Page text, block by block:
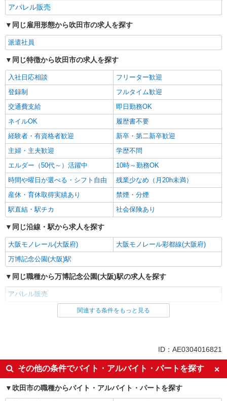
アパレル販売
同じ雇用形態から吹田市の求人を探す
派遣社員
同じ特徴から吹田市の求人を探す
入社日応相談
フリーター歓迎
登録制
フルタイム歓迎
交通費支給
即日勤務OK
ネイルOK
履歴書不要
経験者・有資格者歓迎
新卒・第二新卒歓迎
主婦・主夫歓迎
学歴不問
エルダー（50代～）活躍中
10時～勤務OK
時間や曜日が選べる・シフト自由
残業少なめ（月20h未満）
産休・育休取得実績あり
禁煙・分煙
駅直結・駅チカ
社会保険あり
同じ沿線・駅から求人を探す
大阪モノレール(大阪府)
大阪モノレール彩都線(大阪府)
万博記念公園(大阪)駅
同じ職種から万博記念公園(大阪)駅の求人を探す
アパレル販売
同じ雇用形態から万博記念公園(大阪)駅の求人を探す
同じ特徴から万博記念公園(大阪)駅の求人を探す
入社日応相談
フリーター歓迎
登録制
フルタイム歓迎
交通費支給
即日勤務OK
関連する条件をもっと見る
ID：AE0304016821
その他の条件でバイト・アルバイト・パートを探す
吹田市の職種からバイト・アルバイト・パートを探す